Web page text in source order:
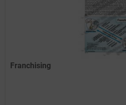
Franchising